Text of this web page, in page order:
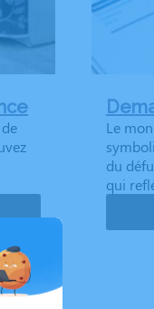
Le
du
qui